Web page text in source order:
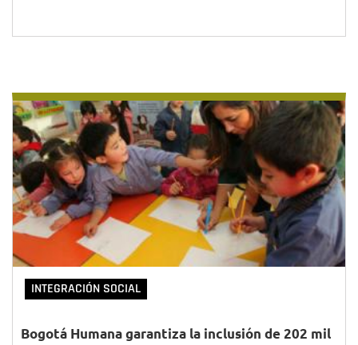
INTEGRACIÓN SOCIAL
Bogotá Humana garantiza la inclusión de 202 mil